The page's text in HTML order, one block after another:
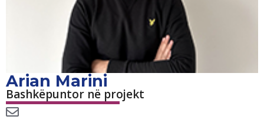
Arian Marini
Bashkëpuntor në projekt